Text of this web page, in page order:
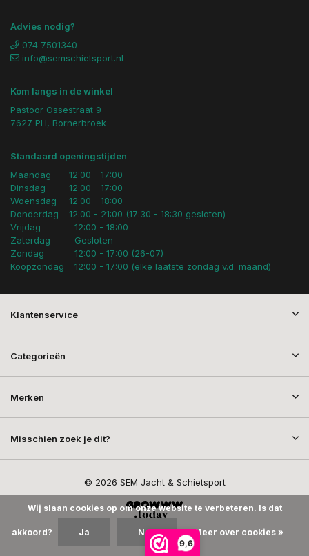
9,6
Advies nodig?
074 7501340
info@semschietsport.nl
Kom langs in de winkel
Pastoor Ossestraat 9
7627 PH, Bornerbroek
Standaard openingstijden
Maandag
Dinsdag
Woensdag
Donderdag
12:00 - 17:00
12:00 - 17:00
12:00 - 18:00
12:00 - 21:00 (17:30 - 18:30 gesloten)
Vrijdag
Zaterdag
Zondag
Koopzondag
12:00 - 18:00
Gesloten
12:00 - 17:00 (26-07)
12:00 - 17:00 (elke laatste zondag v.d. maand)
Klantenservice
Categorieën
Merken
Misschien zoek je dit?
© 2026 SEM Jacht & Schietsport
Wij slaan cookies op om onze website te verbeteren. Is dat
akkoord? Ja Nee Meer over cookies »